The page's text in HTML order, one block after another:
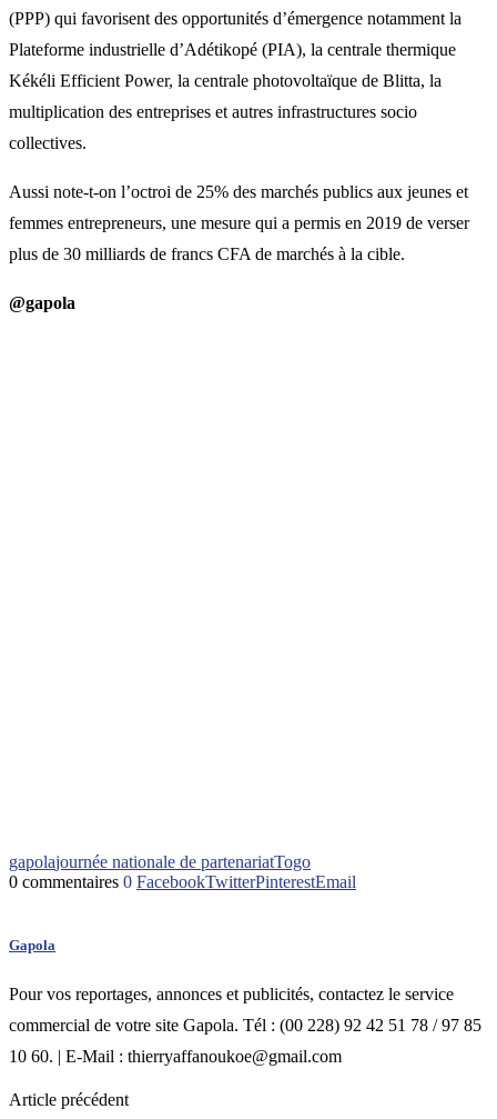
(PPP) qui favorisent des opportunités d’émergence notamment la
Plateforme industrielle d’Adétikopé (PIA), la centrale thermique
Kékéli Efficient Power, la centrale photovoltaïque de Blitta, la
multiplication des entreprises et autres infrastructures socio
collectives.
Aussi note-t-on l’octroi de 25% des marchés publics aux jeunes et
femmes entrepreneurs, une mesure qui a permis en 2019 de verser
plus de 30 milliards de francs CFA de marchés à la cible.
@gapola
gapolajournée nationale de partenariatTogo
0 commentaires 0 FacebookTwitterPinterestEmail
Gapola
Pour vos reportages, annonces et publicités, contactez le service
commercial de votre site Gapola. Tél : (00 228) 92 42 51 78 / 97 85
10 60. | E-Mail : thierryaffanoukoe@gmail.com
Article précédent